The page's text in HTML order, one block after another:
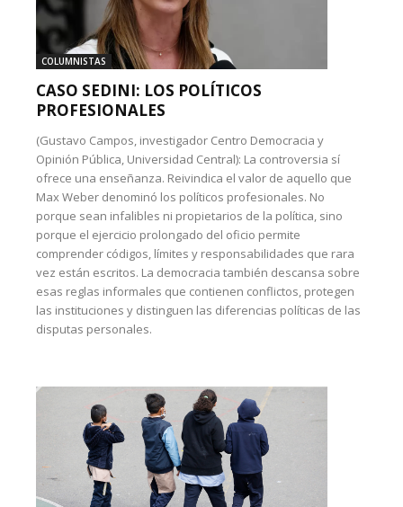
COLUMNISTAS
CASO SEDINI: LOS POLÍTICOS
PROFESIONALES
(Gustavo Campos, investigador Centro Democracia y
Opinión Pública, Universidad Central): La controversia sí
ofrece una enseñanza. Reivindica el valor de aquello que
Max Weber denominó los políticos profesionales. No
porque sean infalibles ni propietarios de la política, sino
porque el ejercicio prolongado del oficio permite
comprender códigos, límites y responsabilidades que rara
vez están escritos. La democracia también descansa sobre
esas reglas informales que contienen conflictos, protegen
las instituciones y distinguen las diferencias políticas de las
disputas personales.